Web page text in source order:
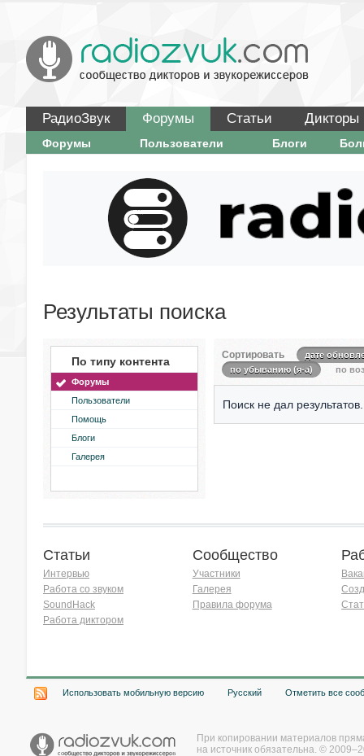
РадиоЗвук Форумы Статьи Дикторы
Форумы Пользователи Блоги
Результаты поиска
По типу контента
Форумы
Пользователи
Помощь
Блоги
Галерея
Сортировать
дате
по убыванию (я-а)
по
Поиск не дал результатов.
Статьи
Интервью
Работа со звуком
SoundHack
Работа диктором
Сообщество
Участники
Галерея
Правила форума
Использовать мобильную версию Русский Отметить все
При копировании материалов
на источник обязательна. ©